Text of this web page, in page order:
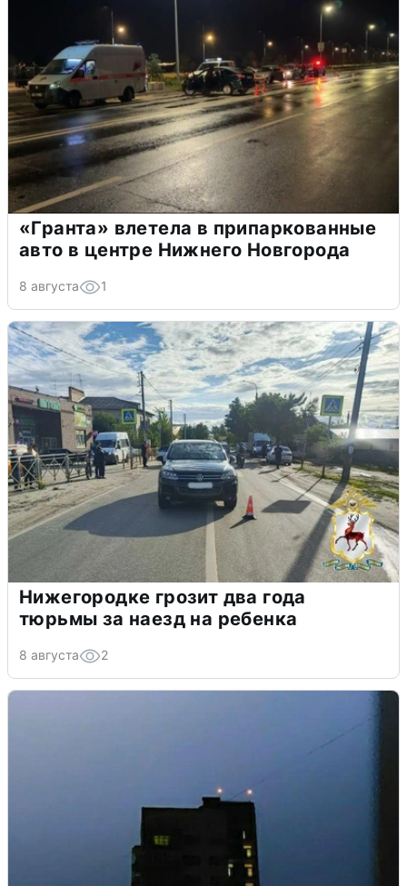
«Гранта» влетела в припаркованные
авто в центре Нижнего Новгорода
8 августа 1
Нижегородке грозит два года
тюрьмы за наезд на ребенка
8 августа 2